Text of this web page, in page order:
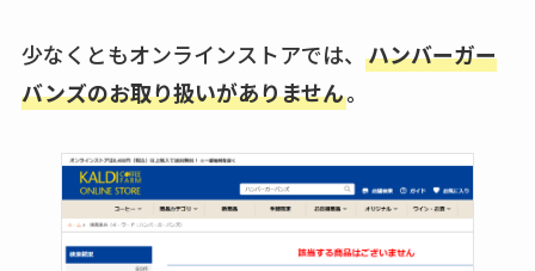
少なくともオンラインストアでは、 ハンバーガー
バンズのお取り扱いがありません。